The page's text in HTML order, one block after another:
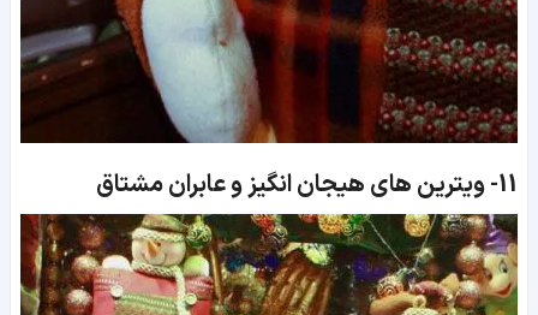
11- ویترین های هیجان انگیز و عابران مشتاق